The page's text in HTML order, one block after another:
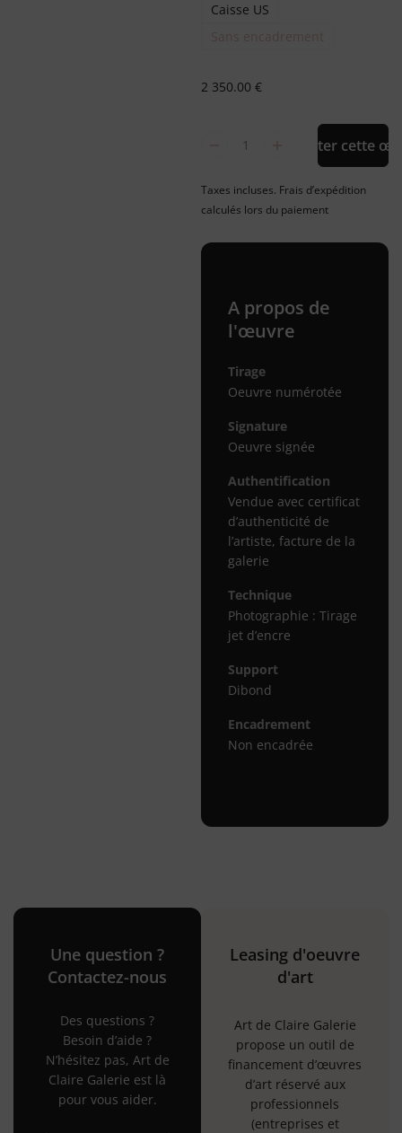
Caisse US
2 350.00 €
Acheter cette
Taxes incluses. Frais d’expédition
calculés lors du paiement
A propos de
l'œuvre
Tirage
Oeuvre numérotée
Signature
Oeuvre signée
Authentification
Vendue avec certificat
d’authenticité de
l’artiste, facture de la
galerie
Technique
Photographie : Tirage
jet d’encre
Support
Dibond
Encadrement
Non encadrée
Une question ?
Contactez-nous
Des questions ?
Besoin d’aide ?
N’hésitez pas, Art de
Claire Galerie est là
pour vous aider.
Leasing d'oeuvre
d'art
Art de Claire Galerie
propose un outil de
financement d’œuvres
d’art réservé aux
professionnels
(entreprises et